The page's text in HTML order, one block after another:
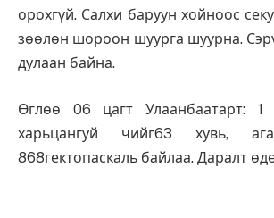
орохгүй. Салхи баруун хойноос
зөөлөн шороон шуурга шуурна.
дулаан байна.
Өглөө 06 цагт Улаанбаатарт: 1
харьцангуй чийг63 хувь,
868гектопаскаль байлаа. Даралт